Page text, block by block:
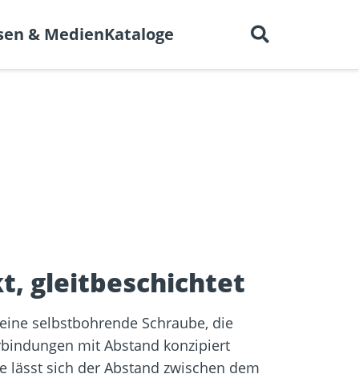
Deutsch
Schraubfundamente
& MedienKataloge
gleitbeschichtet
selbstbohrende Schraube, die
mit Abstand konzipiert
lässt sich der Abstand zwischen dem